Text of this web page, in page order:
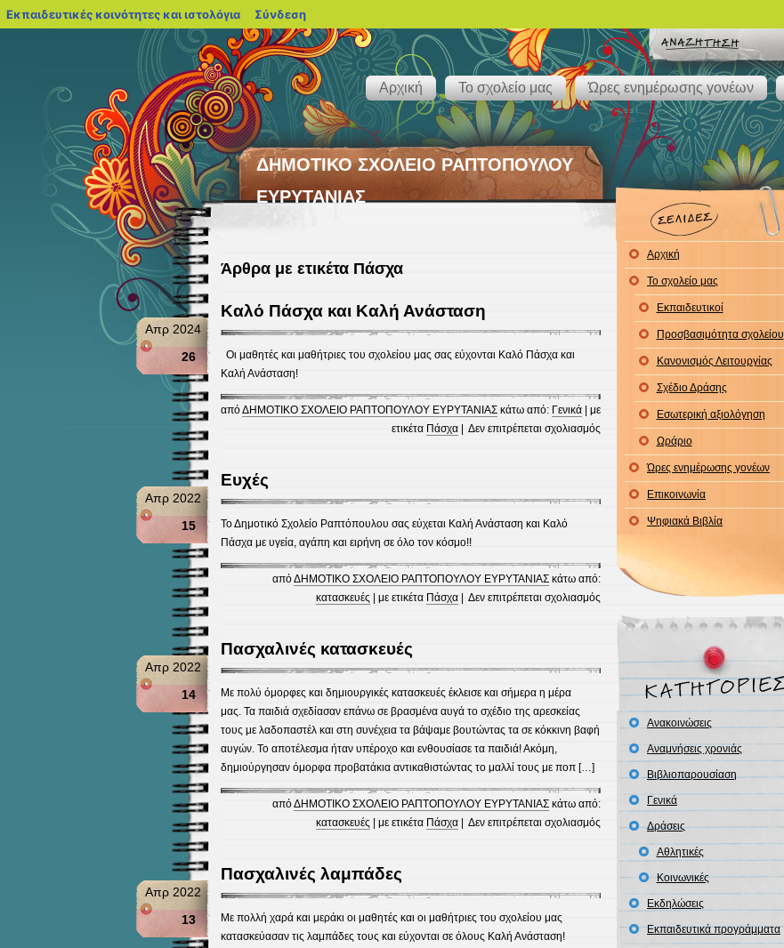
Αρχική Το σχολείο μας Ώρες ενημέρωσης γονέων
ΔΗΜΟΤΙΚΟ ΣΧΟΛΕΙΟ ΡΑΠΤΟΠΟΥΛΟΥ
ΕΥΡΥΤΑΝΙΑΣ
Άρθρα με ετικέτα Πάσχα
Καλό Πάσχα και Καλή Ανάσταση
Απρ 2024
26
Οι μαθητές και μαθήτριες του σχολείου μας σας εύχονται Καλό Πάσχα και
Καλή Ανάσταση!
απόΔΗΜΟΤΙΚΟ ΣΧΟΛΕΙΟ ΡΑΠΤΟΠΟΥΛΟΥ ΕΥΡΥΤΑΝΙΑΣκάτω από: Γενικά| με
ετικέτα Πάσχα| Δεν επιτρέπεται σχολιασμόςστο
Πάσχα
Καλή
Ανάσταση
Ευχές
Απρ 2022
15
Το Δημοτικό Σχολείο Ραπτόπουλου σας εύχεται Καλή Ανάσταση και Καλό
Πάσχα με υγεία, αγάπη και ειρήνη σε όλο τον κόσμο!!
απόΔΗΜΟΤΙΚΟ ΣΧΟΛΕΙΟ ΡΑΠΤΟΠΟΥΛΟΥ ΕΥΡΥΤΑΝΙΑΣκάτω από:
κατασκευές | με ετικέτα Πάσχα| Δεν επιτρέπεται σχολιασμόςστο
Ευχές
Πασχαλινές κατασκευές
Απρ 2022
14
Με πολύ όμορφες και δημιουργικές κατασκευές έκλεισε και σήμερα η μέρα
μας. Τα παιδιά σχεδίασαν επάνω σε βρασμένα αυγά το σχέδιο της αρεσκείας
τους με λαδοπαστέλ και στη συνέχεια τα βάψαμε βουτώντας τα σε κόκκινη βαφή
αυγών. Το αποτέλεσμα ήταν υπέροχο και ενθουσίασε τα παιδιά! Ακόμη,
δημιούργησαν όμορφα προβατάκια αντικαθιστώντας το μαλλί τους με ποπ […]
απόΔΗΜΟΤΙΚΟ ΣΧΟΛΕΙΟ ΡΑΠΤΟΠΟΥΛΟΥ ΕΥΡΥΤΑΝΙΑΣκάτω από:
κατασκευές | με ετικέτα Πάσχα| Δεν επιτρέπεται σχολιασμόςστο
κατασκευές
Πασχαλινές λαμπάδες
Απρ 2022
13
Με πολλή χαρά και μεράκι οι μαθητές και οι μαθήτριες του σχολείου μας
κατασκεύασαν τις λαμπάδες τους και εύχονται σε όλους Καλή Ανάσταση!
Αρχική
Το σχολείο μας
Εκπαιδευτικοί
Προσβασιμότητα σχολείου
Κανονισμός Λειτουργίας
Σχέδιο Δράσης
Εσωτερική αξιολόγηση
Ωράριο
Ώρες ενημέρωσης γονέων
Επικοινωνία
Ψηφιακά Βιβλία
Ανακοινώσεις
Αναμνήσεις χρονιάς
Βιβλιοπαρουσίαση
Γενικά
Δράσεις
Αθλητικές
Κοινωνικές
Εκδηλώσεις
Εκπαιδευτικά προγράμματα
Εκπαιδευτικές κοινότητες και ιστολόγια blogs.sch.gr
Σύνδεση